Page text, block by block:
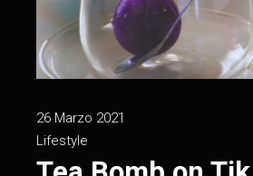
26 Marzo 2021
Lifestyle